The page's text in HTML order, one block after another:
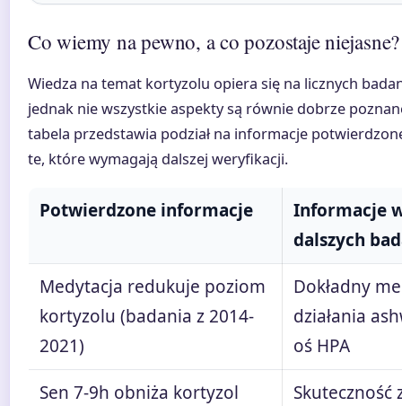
Co wiemy na pewno, a co pozostaje niejasne?
Wiedza na temat kortyzolu opiera się na licznych
jednak nie wszystkie aspekty są równie dobrze
tabela przedstawia podział na informacje
te, które wymagają dalszej weryfikacji.
Potwierdzone informacje
Informacje
dalszych
Medytacja redukuje poziom
kortyzolu (badania z 2014-
2021)
Dokładny
działania
oś HPA
Sen 7-9h obniża kortyzol
Skuteczność